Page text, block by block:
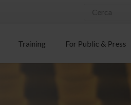
Training For Public & Press